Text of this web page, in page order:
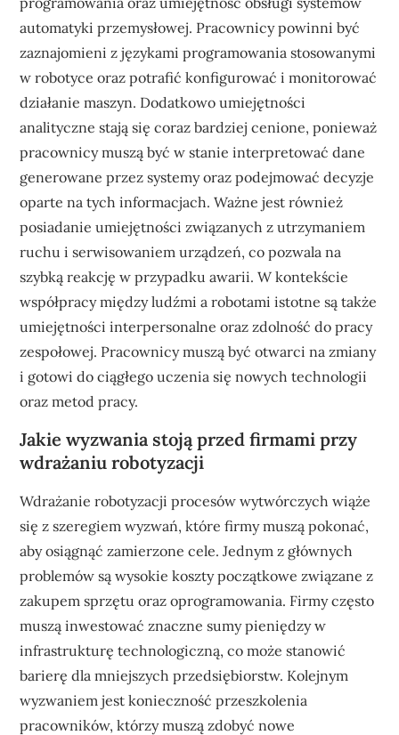
automatyki przemysłowej. Pracownicy powinni być
zaznajomieni z językami programowania stosowanymi
w robotyce oraz potrafić konfigurować i monitorować
działanie maszyn. Dodatkowo umiejętności
analityczne stają się coraz bardziej cenione, ponieważ
pracownicy muszą być w stanie interpretować dane
generowane przez systemy oraz podejmować decyzje
oparte na tych informacjach. Ważne jest również
posiadanie umiejętności związanych z utrzymaniem
ruchu i serwisowaniem urządzeń, co pozwala na
szybką reakcję w przypadku awarii. W kontekście
współpracy między ludźmi a robotami istotne są także
umiejętności interpersonalne oraz zdolność do pracy
zespołowej. Pracownicy muszą być otwarci na zmiany
i gotowi do ciągłego uczenia się nowych technologii
oraz metod pracy.
Jakie wyzwania stoją przed firmami przy
wdrażaniu robotyzacji
Wdrażanie robotyzacji procesów wytwórczych wiąże
się z szeregiem wyzwań, które firmy muszą pokonać,
aby osiągnąć zamierzone cele. Jednym z głównych
problemów są wysokie koszty początkowe związane z
zakupem sprzętu oraz oprogramowania. Firmy często
muszą inwestować znaczne sumy pieniędzy w
infrastrukturę technologiczną, co może stanowić
barierę dla mniejszych przedsiębiorstw. Kolejnym
wyzwaniem jest konieczność przeszkolenia
pracowników, którzy muszą zdobyć nowe